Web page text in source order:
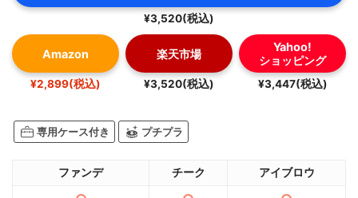
¥3,520(税込)
Amazon
¥2,899(税込)
楽天市場
¥3,520(税込)
Yahoo!
ショッピング
¥3,447(税込)
専用ケース付き プチプラ
ファンデ チーク アイブロウ